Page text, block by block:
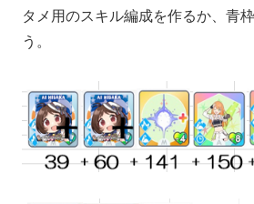
タメ用のスキル編成を作るか、青
う。